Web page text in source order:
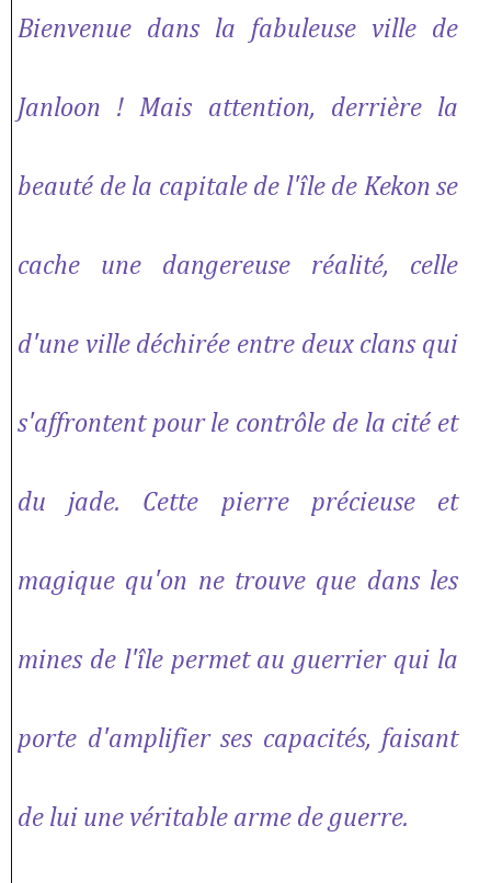
Bienvenue dans la fabuleuse ville de
Janloon ! Mais attention, derrière la
beauté de la capitale de l'île de Kekon se
cache une dangereuse réalité, celle
d'une ville déchirée entre deux clans qui
s'affrontent pour le contrôle de la cité et
du jade. Cette pierre précieuse et
magique qu'on ne trouve que dans les
mines de l'île permet au guerrier qui la
porte d'amplifier ses capacités, faisant
de lui une véritable arme de guerre.